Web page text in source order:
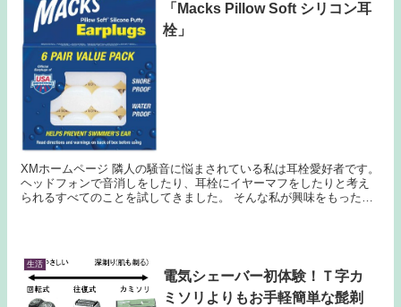
「Macks Pillow Soft シリコン耳
栓」
XMホームページ 隣人の騒音に悩まされている私は耳栓愛好者です。
ヘッドフォンで音消しをしたり、耳栓にイヤーマフをしたりと考え
られるすべてのことを試してきました。 そんな私が興味をもったの
生活
電気シェーバー初体験！Ｔ字カ
ミソリよりもお手軽簡単な髭剃